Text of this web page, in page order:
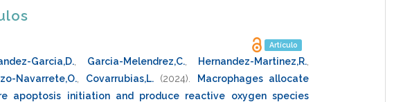
Artículo
Garcia,D. Garcia-Melendrez,C. Hernandez-Martinez,R.
Navarrete,O.
Covarrubias,L. (2024)
Macrophages allocate
apoptosis initiation and produce reactive oxygen species